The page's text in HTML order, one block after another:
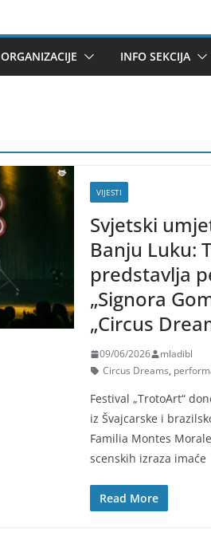
ORGANIZACIJE INFO SEKCIJA
VIJESTI
Svjetski
Banju Luku:
predstavlja
„Signora
„Circus
09/06/2026
mladibl
Circus Dreams,
Festival „TrotoArt“
iz Švajcarske i
Familia Montes
scenskih izraza imaće
Read More